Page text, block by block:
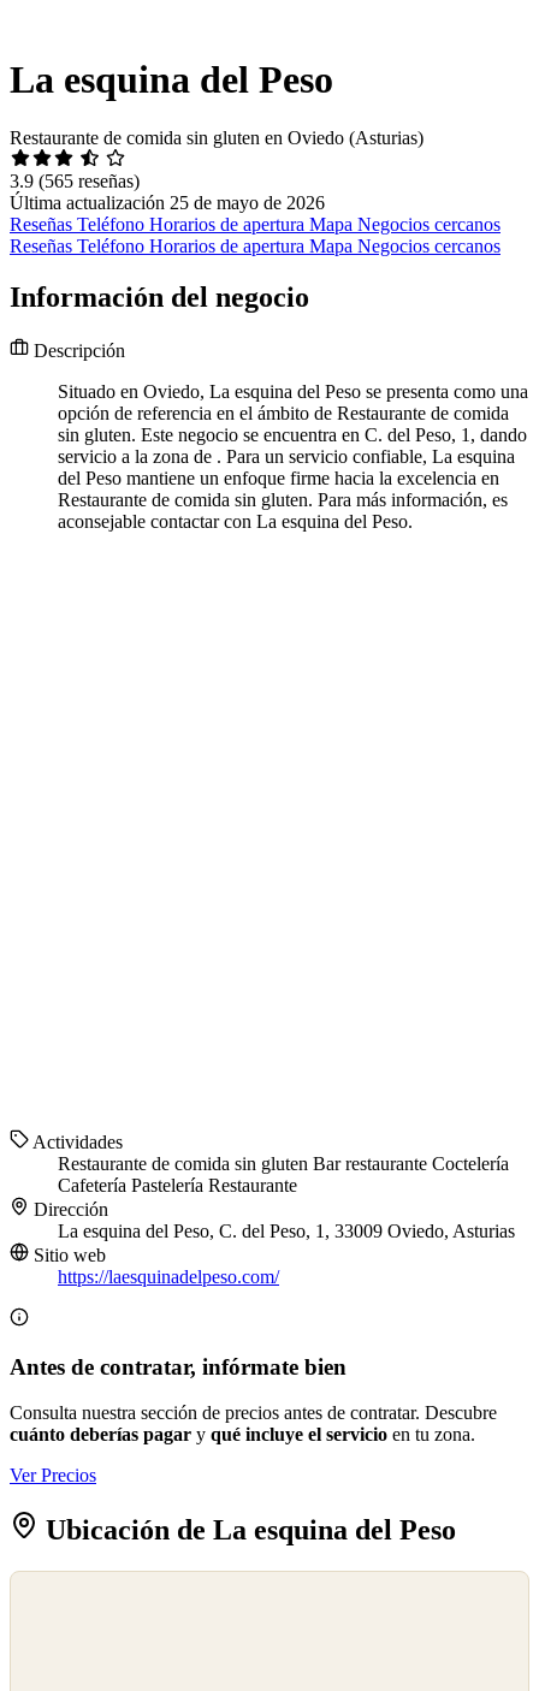
La esquina del Peso
Restaurante de comida sin gluten en Oviedo (Asturias)
3.9 (565 reseñas)
Última actualización 25 de mayo de 2026
Reseñas Teléfono Horarios de apertura Mapa Negocios cercanos
Reseñas Teléfono Horarios de apertura Mapa Negocios cercanos
Información del negocio
Descripción
Situado en Oviedo, La esquina del Peso se presenta como una
opción de referencia en el ámbito de Restaurante de comida
sin gluten. Este negocio se encuentra en C. del Peso, 1, dando
servicio a la zona de . Para un servicio confiable, La esquina
del Peso mantiene un enfoque firme hacia la excelencia en
Restaurante de comida sin gluten. Para más información, es
aconsejable contactar con La esquina del Peso.
Actividades
Restaurante de comida sin gluten Bar restaurante Coctelería
Cafetería Pastelería Restaurante
Dirección
La esquina del Peso, C. del Peso, 1, 33009 Oviedo, Asturias
Sitio web
https://laesquinadelpeso.com/
Antes de contratar, infórmate bien
Consulta nuestra sección de precios antes de contratar. Descubre
cuánto deberías pagar y qué incluye el servicio en tu zona.
Ver Precios
Ubicación de La esquina del Peso